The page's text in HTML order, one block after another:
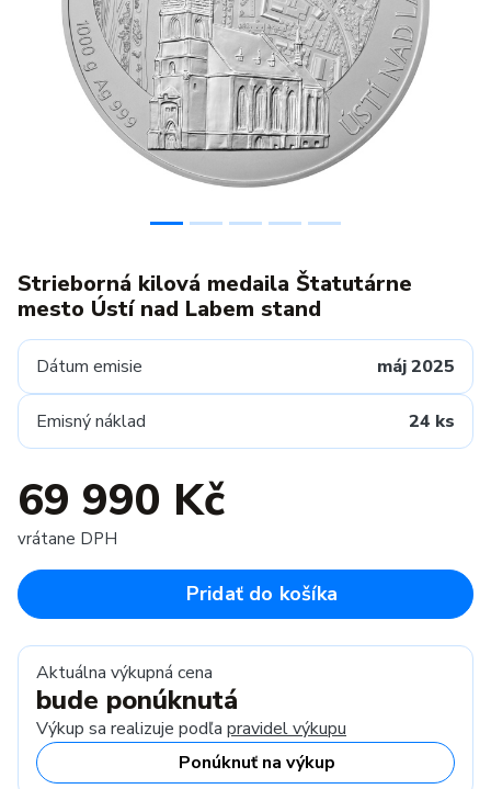
Previous
Strieborná kilová medaila Štatutárne
mesto Ústí nad Labem stand
Dátum emisie máj 2025
Emisný náklad 24 ks
69 990 Kč
vrátane DPH
Pridať do košíka
Aktuálna výkupná cena
bude ponúknutá
Výkup sa realizuje podľa pravidel výkupu
Ponúknuť na výkup